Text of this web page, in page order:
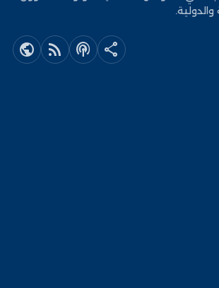
public rss_feed podcasts share